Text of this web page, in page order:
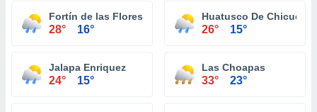
Fortín de las Flores
28° 16°
Huatusco De Chicuellar
26° 15°
Jalapa Enriquez
24° 15°
Las Choapas
33° 23°